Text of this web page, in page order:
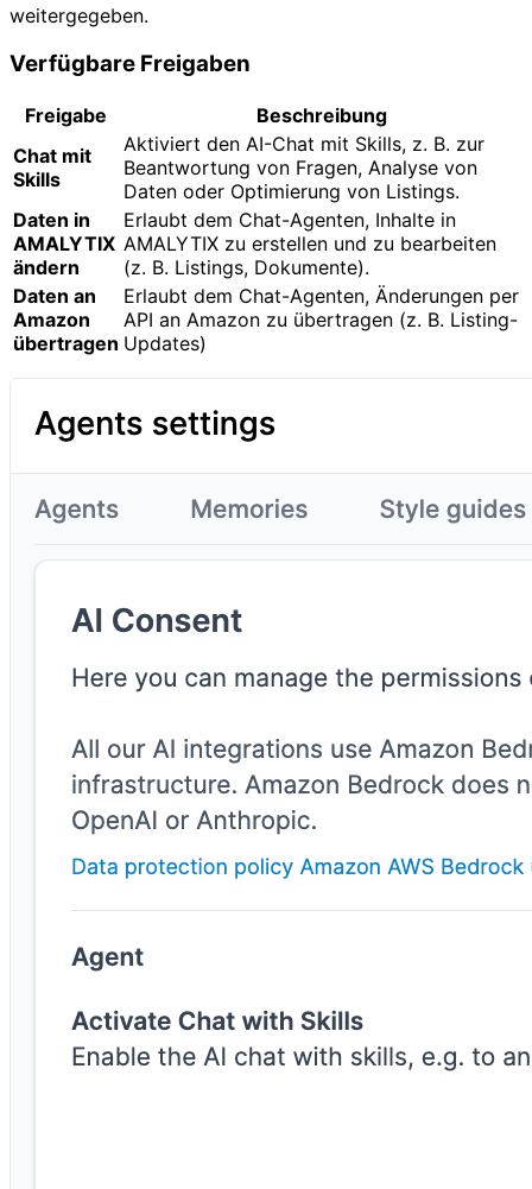
weitergegeben.
Verfügbare Freigaben
Freigabe
Beschreibung
Chat mit
Skills
Aktiviert den AI-Chat mit Skills, z. B. zur
Beantwortung von Fragen, Analyse von
Daten oder Optimierung von Listings.
Daten in
AMALYTIX
ändern
Erlaubt dem Chat-Agenten, Inhalte in
AMALYTIX zu erstellen und zu bearbeiten
(z. B. Listings, Dokumente).
Daten an
Amazon
übertragen
Erlaubt dem Chat-Agenten, Änderungen per
API an Amazon zu übertragen (z. B. Listing-
Updates)